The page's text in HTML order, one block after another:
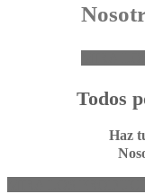
Todos
Haz